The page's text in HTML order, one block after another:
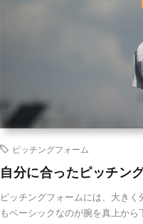
ピッチングフォーム
自分に合ったピッチン
ピッチングフォームには、大き
もベーシックなのが腕を真上か